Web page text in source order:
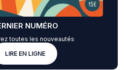
NUMÉRO
toutes les nouveautés
LIRE EN LIGNE